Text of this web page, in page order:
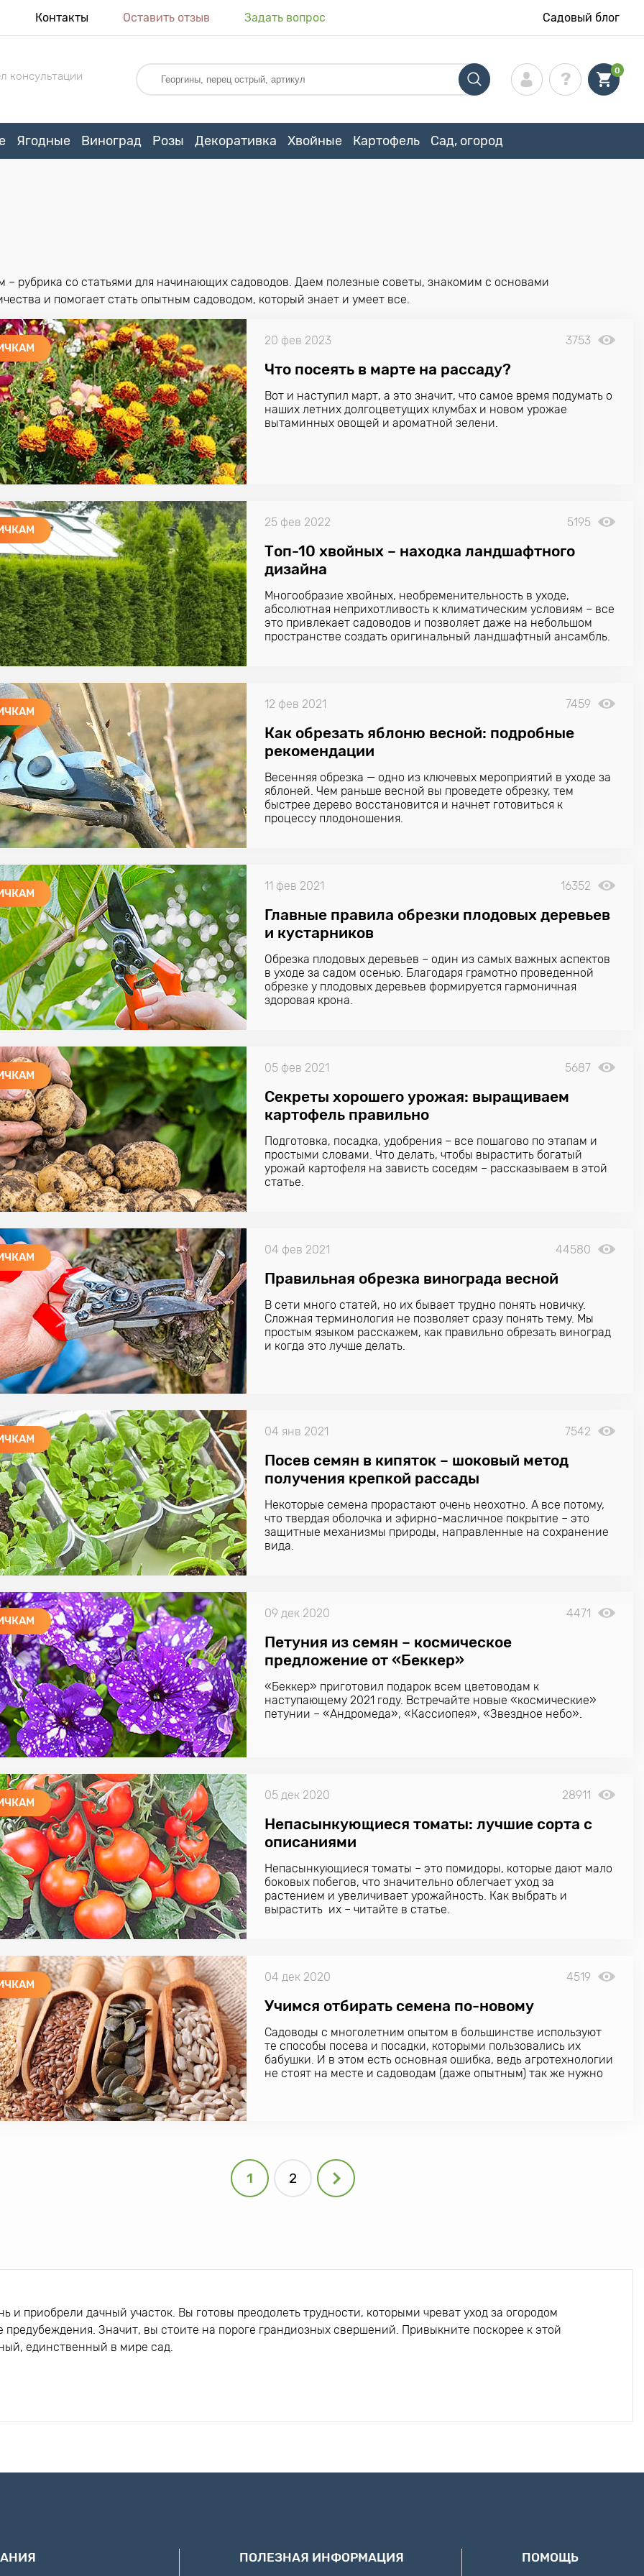
Контакты Оставить отзыв Задать вопрос Садовый блог
консультации 0
Ягодные Виноград Розы Декоративка Хвойные Картофель Сад, огород
– рубрика со статьями для начинающих садоводов. Даем полезные советы, знакомим с основами
и помогает стать опытным садоводом, который знает и умеет все.
20 фев 2023 3753
Что посеять в марте на рассаду?
Вот и наступил март, а это значит, что самое время подумать о
наших летних долгоцветущих клумбах и новом урожае
вытаминных овощей и ароматной зелени.
25 фев 2022 5195
Топ-10 хвойных – находка ландшафтного
дизайна
Многообразие хвойных, необременительность в уходе,
абсолютная неприхотливость к климатическим условиям – все
это привлекает садоводов и позволяет даже на небольшом
пространстве создать оригинальный ландшафтный ансамбль.
12 фев 2021 7459
Как обрезать яблоню весной: подробные
рекомендации
Весенняя обрезка — одно из ключевых мероприятий в уходе за
яблоней. Чем раньше весной вы проведете обрезку, тем
быстрее дерево восстановится и начнет готовиться к
процессу плодоношения.
11 фев 2021 16352
Главные правила обрезки плодовых деревьев
и кустарников
Обрезка плодовых деревьев – один из самых важных аспектов
в уходе за садом осенью. Благодаря грамотно проведенной
обрезке у плодовых деревьев формируется гармоничная
здоровая крона.
05 фев 2021 5687
Секреты хорошего урожая: выращиваем
картофель правильно
Подготовка, посадка, удобрения – все пошагово по этапам и
простыми словами. Что делать, чтобы вырастить богатый
урожай картофеля на зависть соседям – рассказываем в этой
статье.
04 фев 2021 44580
Правильная обрезка винограда весной
В сети много статей, но их бывает трудно понять новичку.
Сложная терминология не позволяет сразу понять тему. Мы
простым языком расскажем, как правильно обрезать виноград
и когда это лучше делать.
04 янв 2021 7542
Посев семян в кипяток – шоковый метод
получения крепкой рассады
Некоторые семена прорастают очень неохотно. А все потому,
что твердая оболочка и эфирно-масличное покрытие – это
защитные механизмы природы, направленные на сохранение
вида.
09 дек 2020 4471
Петуния из семян – космическое
предложение от «Беккер»
«Беккер» приготовил подарок всем цветоводам к
наступающему 2021 году. Встречайте новые «космические»
петунии – «Андромеда», «Кассиопея», «Звездное небо».
05 дек 2020 28911
Непасынкующиеся томаты: лучшие сорта с
описаниями
Непасынкующиеся томаты – это помидоры, которые дают мало
боковых побегов, что значительно облегчает уход за
растением и увеличивает урожайность. Как выбрать и
вырастить их – читайте в статье.
04 дек 2020 4519
Учимся отбирать семена по-новому
Садоводы с многолетним опытом в большинстве используют
те способы посева и посадки, которыми пользовались их
бабушки. И в этом есть основная ошибка, ведь агротехнологии
не стоят на месте и садоводам (даже опытным) так же нужно
1 2
приобрели дачный участок. Вы готовы преодолеть трудности, которыми чреват уход за огородом
Значит, вы стоите на пороге грандиозных свершений. Привыкните поскорее к этой
единственный в мире сад.
томаты. Но для того, чтобы рассада гарантировано укоренилась, вам придется ежеутренне под
быстрее пожертвовать: мечтой о прекрасном саде или помидорами? Но можно будет все
ПОЛЕЗНАЯ ИНФОРМАЦИЯ ПОМОЩЬ